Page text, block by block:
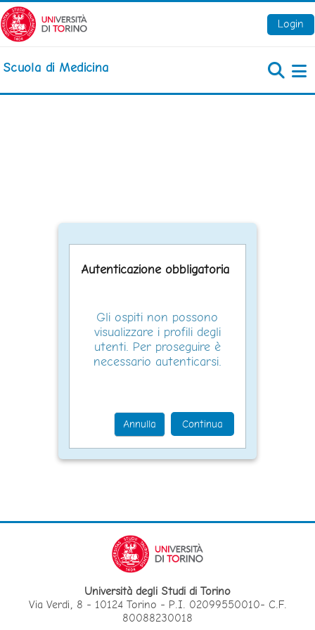
Vai al contenuto principale
Login
Scuola di Medicina
Autenticazione obbligatoria
Gli ospiti non possono
visualizzare i profili degli
utenti. Per proseguire è
necessario autenticarsi.
Annulla Continua
Università degli Studi di Torino
Via Verdi, 8 - 10124 Torino - P.I. 02099550010- C.F.
80088230018